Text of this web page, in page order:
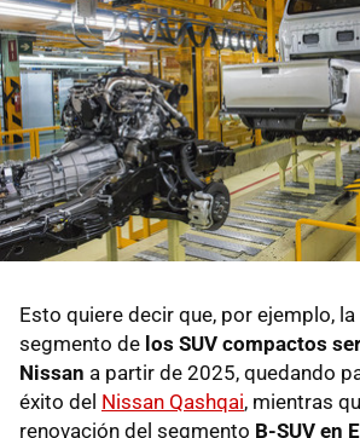
Esto quiere decir que, por ejemplo, la
segmento de los SUV compactos
Nissan a partir de 2025, quedando
éxito del Nissan Qashqai, mientras
renovación del segmento B-SUV en